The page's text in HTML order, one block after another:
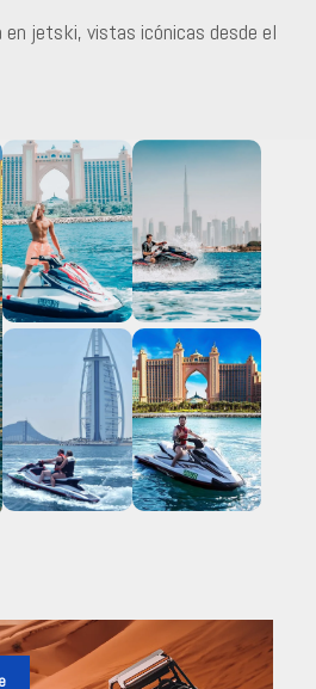
jetski, vistas icónicas desde el